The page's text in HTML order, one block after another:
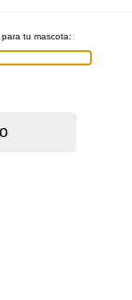
tu mascota: